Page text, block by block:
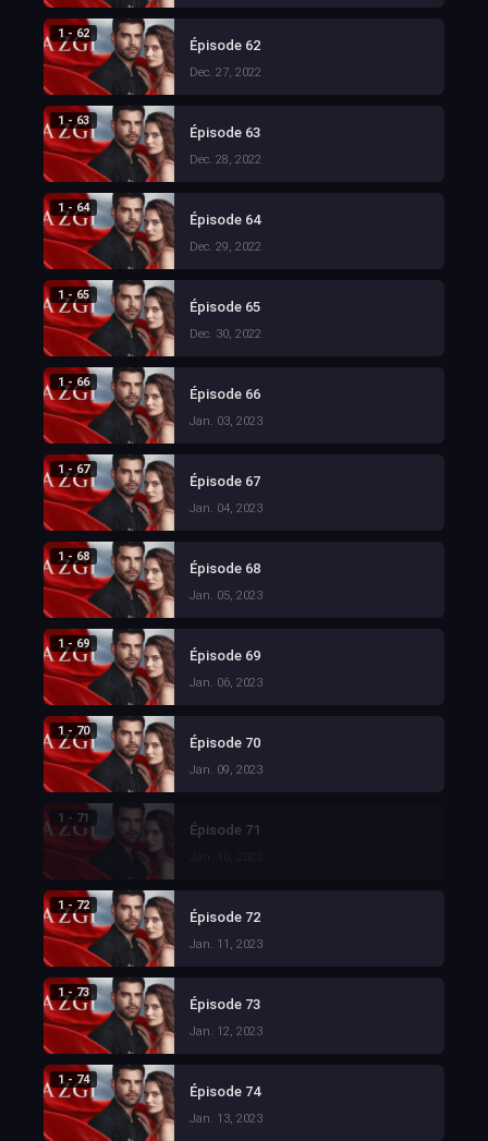
1 - 62
Épisode 62
Dec. 27, 2022
1 - 63
Épisode 63
Dec. 28, 2022
1 - 64
Épisode 64
Dec. 29, 2022
1 - 65
Épisode 65
Dec. 30, 2022
1 - 66
Épisode 66
Jan. 03, 2023
1 - 67
Épisode 67
Jan. 04, 2023
1 - 68
Épisode 68
Jan. 05, 2023
1 - 69
Épisode 69
Jan. 06, 2023
1 - 70
Épisode 70
Jan. 09, 2023
1 - 71
Épisode 71
1 - 72
Épisode 72
Jan. 11, 2023
1 - 73
Épisode 73
Jan. 12, 2023
1 - 74
Épisode 74
Jan. 13, 2023